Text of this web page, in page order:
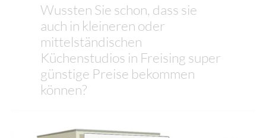
Wussten Sie schon, dass sie
auch in kleineren oder
mittelständischen
Küchenstudios in Freising super
günstige Preise bekommen
können?